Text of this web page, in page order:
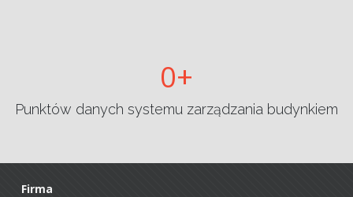
0
Punktów danych systemu zarządzania budynkiem
Firma